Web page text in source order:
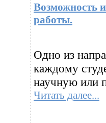
Возможность
работы.
Одно из
каждому
научную или
Читать далее...